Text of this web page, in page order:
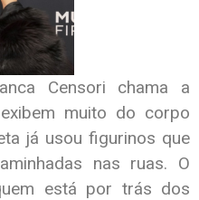
Censori chama a
muito do corpo
já usou figurinos que
nas ruas. O
está por trás dos